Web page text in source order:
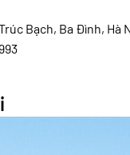
Bạch, Ba Đình, Hà